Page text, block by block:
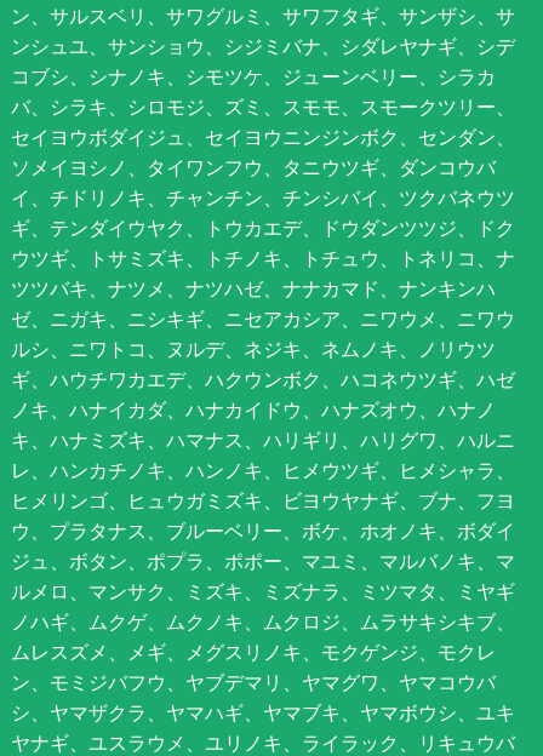
ン、サルスベリ、サワグルミ、サワフタギ、サンザシ、サ
ンシュユ、サンショウ、シジミバナ、シダレヤナギ、シデ
コブシ、シナノキ、シモツケ、ジューンベリー、シラカ
バ、シラキ、シロモジ、ズミ、スモモ、スモークツリー、
セイヨウボダイジュ、セイヨウニンジンボク、センダン、
ソメイヨシノ、タイワンフウ、タニウツギ、ダンコウバ
イ、チドリノキ、チャンチン、チンシバイ、ツクバネウツ
ギ、テンダイウヤク、トウカエデ、ドウダンツツジ、ドク
ウツギ、トサミズキ、トチノキ、トチュウ、トネリコ、ナ
ツツバキ、ナツメ、ナツハゼ、ナナカマド、ナンキンハ
ゼ、ニガキ、ニシキギ、ニセアカシア、ニワウメ、ニワウ
ルシ、ニワトコ、ヌルデ、ネジキ、ネムノキ、ノリウツ
ギ、ハウチワカエデ、ハクウンボク、ハコネウツギ、ハゼ
ノキ、ハナイカダ、ハナカイドウ、ハナズオウ、ハナノ
キ、ハナミズキ、ハマナス、ハリギリ、ハリグワ、ハルニ
レ、ハンカチノキ、ハンノキ、ヒメウツギ、ヒメシャラ、
ヒメリンゴ、ヒュウガミズキ、ビヨウヤナギ、ブナ、フヨ
ウ、プラタナス、ブルーベリー、ボケ、ホオノキ、ボダイ
ジュ、ボタン、ポプラ、ポポー、マユミ、マルバノキ、マ
ルメロ、マンサク、ミズキ、ミズナラ、ミツマタ、ミヤギ
ノハギ、ムクゲ、ムクノキ、ムクロジ、ムラサキシキブ、
ムレスズメ、メギ、メグスリノキ、モクゲンジ、モクレ
ン、モミジバフウ、ヤブデマリ、ヤマグワ、ヤマコウバ
シ、ヤマザクラ、ヤマハギ、ヤマブキ、ヤマボウシ、ユキ
ヤナギ、ユスラウメ、ユリノキ、ライラック、リキュウバ